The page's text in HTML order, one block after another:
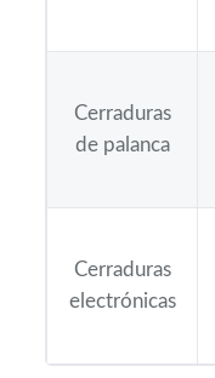
Cerraduras
de palanca
Cerraduras
electrónicas